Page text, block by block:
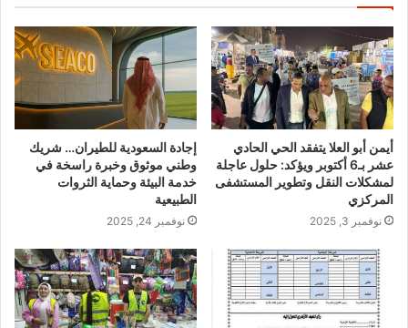
أيمن أبو العلا يتفقد الحي الحادي
عشر بـ6 أكتوبر ويؤكد: حلول عاجلة
لمشكلات النقل وتطوير المستشفى
المركزي
نوفمبر 3, 2025
إجادة السعودية للطيران… شريك
وطني موثوق وخبرة راسخة في
خدمة البيئة وحماية الثروات
الطبيعية
نوفمبر 24, 2025